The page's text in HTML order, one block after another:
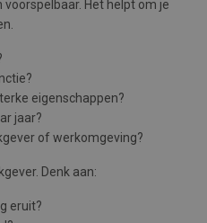
Het helpt om je
eigenschappen?
jaar?
of werkomgeving?
Denk aan:
eruit?